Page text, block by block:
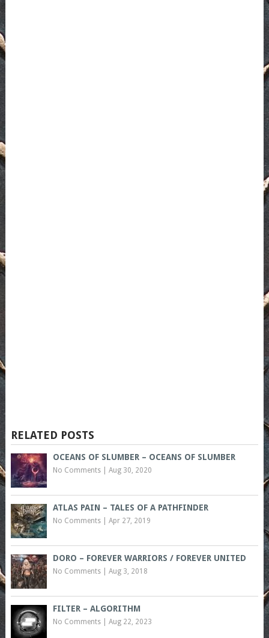
RELATED POSTS
OCEANS OF SLUMBER – OCEANS OF SLUMBER
No Comments| Aug 30, 2020
ATLAS PAIN – TALES OF A PATHFINDER
No Comments| Apr 27, 2019
DORO – FOREVER WARRIORS / FOREVER UNITED
No Comments| Aug 3, 2018
FILTER – ALGORITHM
No Comments| Aug 22, 2023